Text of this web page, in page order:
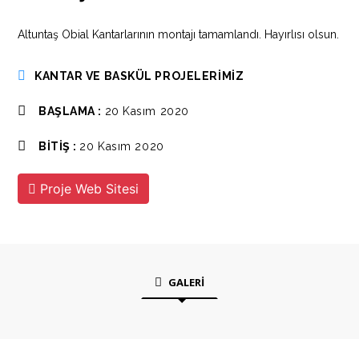
Altuntaş Obial Kantarlarının montajı tamamlandı. Hayırlısı olsun.
KANTAR VE BASKÜL PROJELERİMİZ
BAŞLAMA : 20 Kasım 2020
BİTİŞ : 20 Kasım 2020
Proje Web Sitesi
GALERİ